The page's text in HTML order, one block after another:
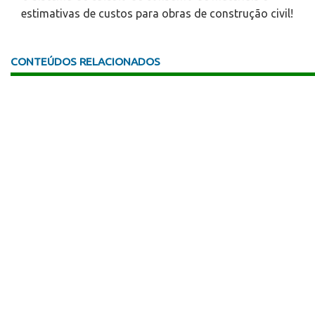
estimativas de custos para obras de construção civil!
CONTEÚDOS RELACIONADOS